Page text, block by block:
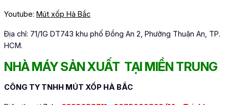
Youtube: Mút xốp Hà Bắc
Địa chỉ: 71/1G DT743 khu phố Đồng An 2, Phường Thuận An, TP.
HCM.
NHÀ MÁY SẢN XUẤT TẠI MIỀN TRUNG
CÔNG TY TNHH MÚT XỐP HÀ BẮC